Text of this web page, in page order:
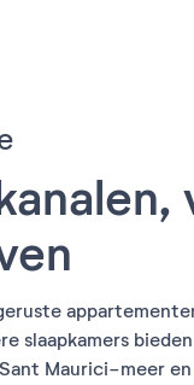
slaapkamers
Maurici-meer